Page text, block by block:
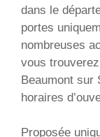
dans le
portes
nombreuses
vous
Beaumont sur
horaires
Proposée